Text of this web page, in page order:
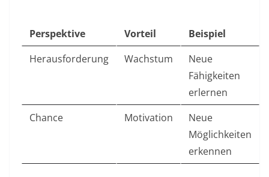
Perspektive Vorteil
Beispiel
Herausforderung
Wachstum
Neue
Fähigkeiten
erlernen
Chance
Motivation
Neue
Möglichkeiten
erkennen